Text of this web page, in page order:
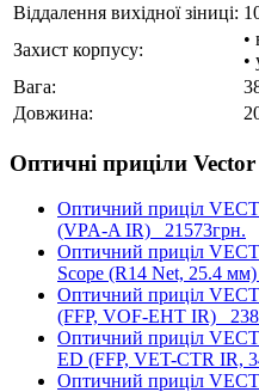
Віддалення вихідної зіниці:
Захист корпусу:
•
•
Вага:
Довжина:
Оптичні приціли
Оптичний приціл
(VPA-A IR) 21573грн.
Оптичний приціл
Scope (R14 Net, 25.4
Оптичний приціл
(FFP, VOF-EHT IR)
Оптичний приціл
ED (FFP, VET-CTR IR,
Оптичний приціл